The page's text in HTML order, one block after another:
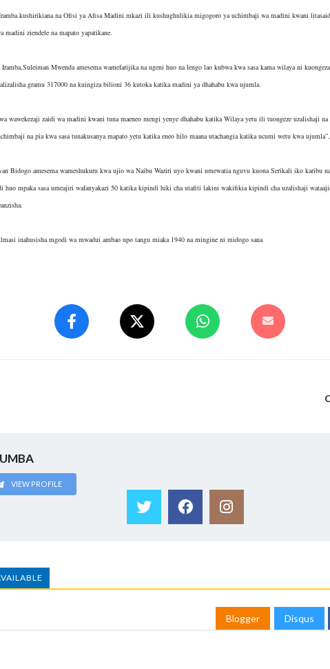
kushirikiana na Ofisi ya Afisa Madini mkazi ili kushughulikia migogoro ya uchimbaji wa madini kwani
ziendele na mapato yapatikane.
Mwenda amesema wamefarijika na ugeni huo na lengo lao kubwa kwa sasa kama wilaya ni
gramu 317000 na kuingiza bilioni 36 kutoka katika madini ya dhahabu kwa ujumla.
wawekezaji zaidi wa madini kwani tuna maeneo mengi yenye dhahabu katika Wilaya yetu ili tuongeze uzalishaji
na pia kwa sasa tunakusanya mapato yetu katika eneo hilo maana utachangia katika ucumi wetu kwa
Bidogo amesema wameshukuru kwa ujio wa Naibu Waziri uyo kwani umewatia nguvu kuona Serikali iko karibu
huo mpaka sasa umeajiri wafanyakazi 50 katika kipindi hiki cha utafiti lakini wakifikia kipindi cha uzalishaji
inahusisha mgodi wa mwadui ambao upo tangu miaka 1940 na mingine ni midogo sana
VIEW PROFILE
Blogger Disqus